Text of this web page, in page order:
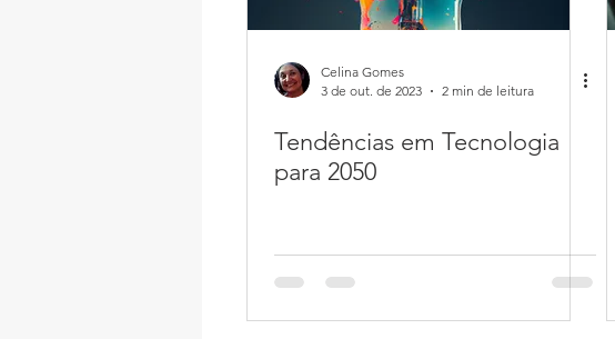
Celina Gomes
3 de out. de 2023
2 min de leitura
Tendências em Tecnologia
para 2050